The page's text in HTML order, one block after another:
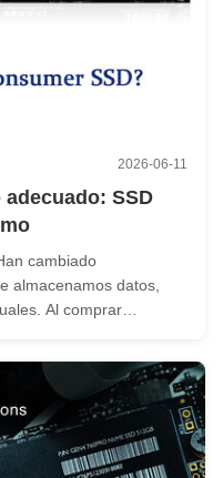
2026-06-11
SSD
cambiado
almacenamos datos,
Al comprar
Si bien ambos
para mundos